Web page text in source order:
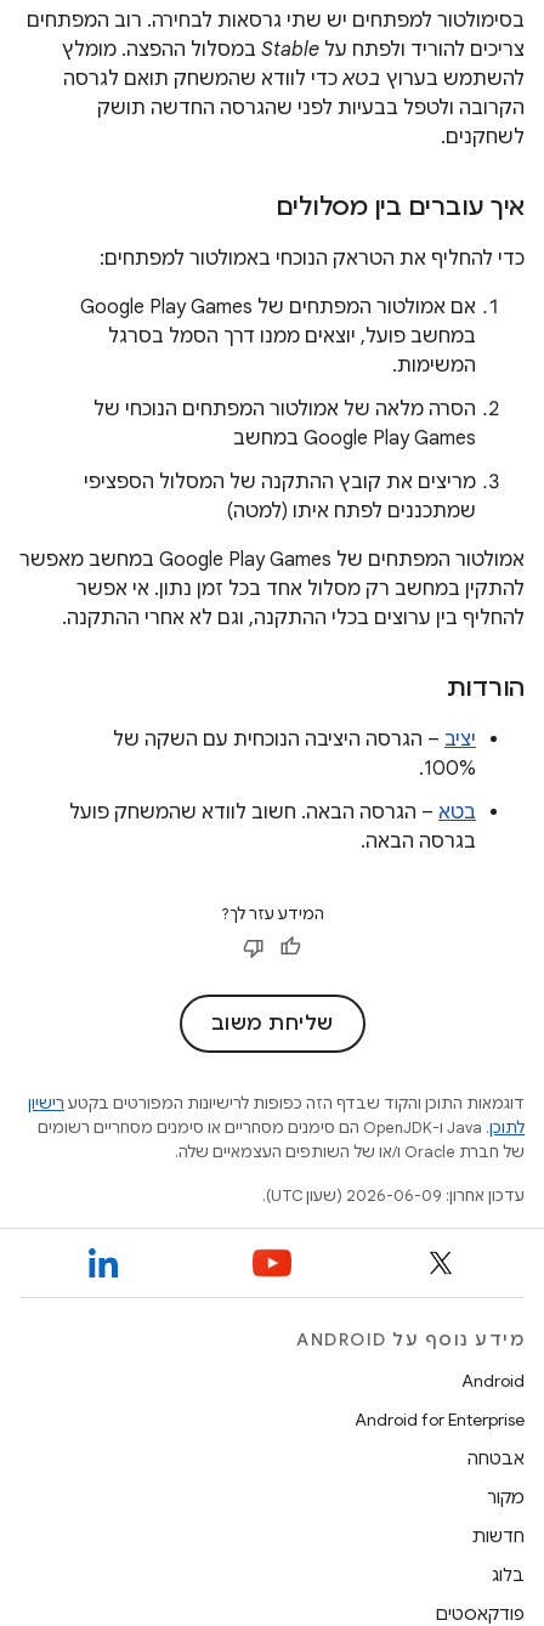
בסימולטור למפתחים יש שתי גרסאות לבחירה. רוב המפתחים
צריכים להוריד ולפתח על Stable במסלול ההפצה. מומלץ
להשתמש בערוץ בטא כדי לוודא שהמשחק תואם לגרסה
הקרובה ולטפל בבעיות לפני שהגרסה החדשה תושק
לשחקנים.
איך עוברים בין מסלולים
כדי להחליף את הטראק הנוכחי באמולטור למפתחים:
אם אמולטור המפתחים של Google Play Games
במחשב פועל, יוצאים ממנו דרך הסמל בסרגל
המשימות.
הסרה מלאה של אמולטור המפתחים הנוכחי של
Google Play Games במחשב
מריצים את קובץ ההתקנה של המסלול הספציפי
שמתכננים לפתח איתו (למטה)
אמולטור המפתחים של Google Play Games במחשב מאפשר
להתקין במחשב רק מסלול אחד בכל זמן נתון. אי אפשר
להחליף בין ערוצים בכלי ההתקנה, וגם לא אחרי ההתקנה.
הורדות
יציב – הגרסה היציבה הנוכחית עם השקה של
100%.
בטא – הגרסה הבאה. חשוב לוודא שהמשחק פועל
בגרסה הבאה.
המידע עזר לך?
שליחת משוב
דוגמאות התוכן והקוד שבדף הזה כפופות לרישיונות המפורטים בקטע רישיון
לתוכן
.‏ Java ו-OpenJDK הם סימנים מסחריים או סימנים מסחריים רשומים
של חברת Oracle ו/או של השותפים העצמאיים שלה.
עדכון אחרון: 2026-06-09 (שעון UTC).
מידע נוסף על ANDROID
Android
Android for Enterprise
אבטחה
מקור
חדשות
בלוג
פודקאסטים